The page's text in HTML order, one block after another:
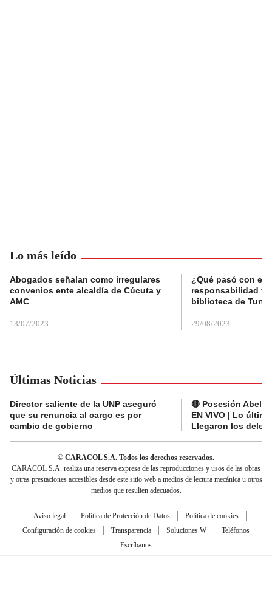
Lo más leído
Abogados señalan como irregulares
convenios ente alcaldía de Cúcuta y
AMC
13/07/2023
¿Qué pasó con el
responsabilidad
biblioteca de
29/08/2023
Últimas Noticias
Director saliente de la UNP aseguró
que su renuncia al cargo es por
cambio de gobierno
🔴 Posesión
EN VIVO | Lo
Llegaron los
© CARACOL S.A. Todos los derechos reservados.
CARACOL S.A. realiza una reserva expresa de las reproducciones y usos de las obras
y otras prestaciones accesibles desde este sitio web a medios de lectura mecánica u otros
medios que resulten adecuados.
Aviso legal Política de Protección de Datos
Política de cookies
Configuración de cookies
Transparencia Soluciones W
Teléfonos
Escríbanos